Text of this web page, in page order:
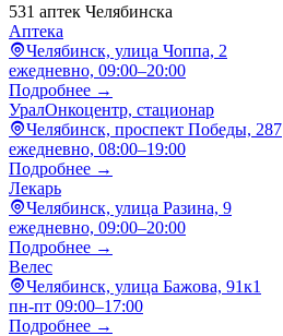
531 аптек Челябинска
Аптека
Челябинск, улица Чоппа, 2
ежедневно, 09:00–20:00
Подробнее →
УралОнкоцентр, стационар
Челябинск, проспект Победы, 287
ежедневно, 08:00–19:00
Подробнее →
Лекарь
Челябинск, улица Разина, 9
ежедневно, 09:00–20:00
Подробнее →
Велес
Челябинск, улица Бажова, 91к1
пн-пт 09:00–17:00
Подробнее →